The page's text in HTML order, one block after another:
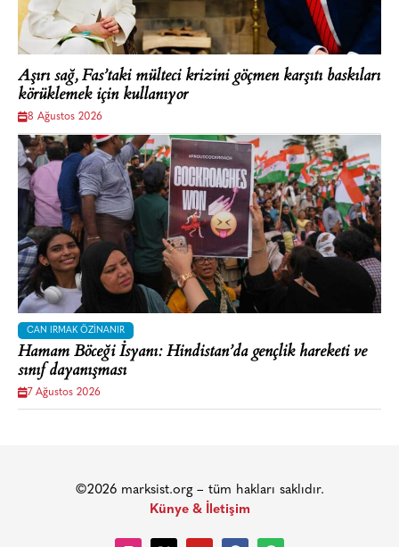
Aşırı sağ, Fas’taki mülteci krizini göçmen karşıtı baskıları
körüklemek için kullanıyor
8 Ağustos 2026
CAN IRMAK ÖZINANIR
Hamam Böceği İsyanı: Hindistan’da gençlik hareketi ve
sınıf dayanışması
7 Ağustos 2026
©2026 marksist.org – tüm hakları saklıdır.
Künye & İletişim